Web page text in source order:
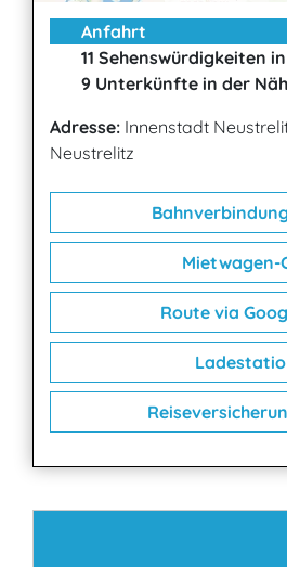
Anfahrt
11 Sehenswürdigkeiten
9 Unterkünfte in der
Adresse: Innenstadt
Neustrelitz
Mietwagen-
Route via